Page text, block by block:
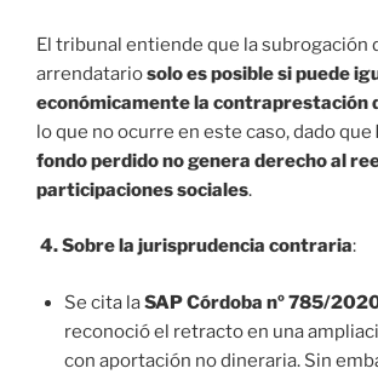
El tribunal entiende que la subrogación
arrendatariosolo es posible si puede
económicamente la contraprestación
lo que no ocurre en este caso, dado que
fondo perdido no genera derecho al
participaciones sociales.
4. Sobre la jurisprudencia contraria:
Se cita laSAP Córdoba nº 785/
reconoció el retracto en una
con aportación no dineraria. Sin